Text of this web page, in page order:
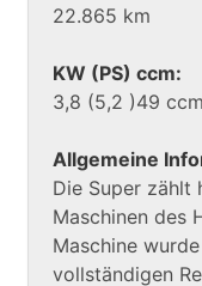
22.865 km
KW (PS) ccm:
3,8 (5,2 )49 ccm
Allgemeine
Die Super zählt
Maschinen des
Maschine
vollständigen